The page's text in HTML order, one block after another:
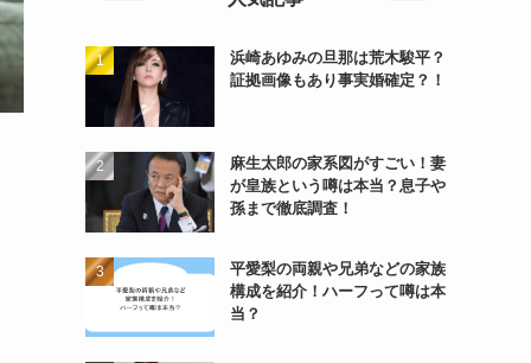
浜崎あゆみの旦那は荒木駿平？
証拠画像もあり事実婚確定？！
麻生太郎の家系図がすごい！妻
が皇族という噂は本当？息子や
孫まで徹底調査！
平愛梨の両親や兄弟などの家族
構成を紹介！ハーフって噂は本
当？